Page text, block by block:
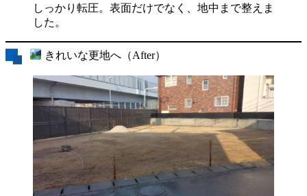
しっかり転圧。表面だけでなく、地中まで整えま
した。
きれいな更地へ（After）